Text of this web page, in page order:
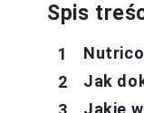
Spis
Jak
Jakie